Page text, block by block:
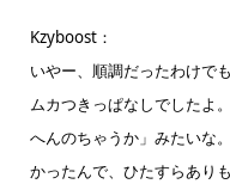
Kzyboost：
いやー、順調だったわけで
ムカつきっぱなしでしたよ
へんのちゃうか」みたいな
かったんで、ひたすらあり